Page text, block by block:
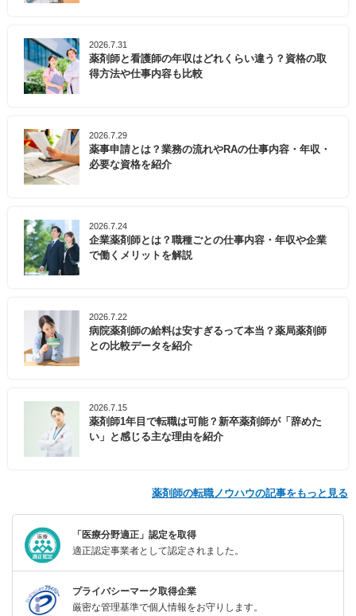
2026.7.31
薬剤師と看護師の年収はどれくらい違う？資格の取
得方法や仕事内容も比較
2026.7.29
薬事申請とは？業務の流れやRAの仕事内容・年収・
必要な資格を紹介
2026.7.24
企業薬剤師とは？職種ごとの仕事内容・年収や企業
で働くメリットを解説
2026.7.22
病院薬剤師の給料は安すぎるって本当？薬局薬剤師
との比較データを紹介
2026.7.15
薬剤師1年目で転職は可能？新卒薬剤師が「辞めた
い」と感じる主な理由を紹介
薬剤師の転職ノウハウの記事をもっと見る
「医療分野適正」認定を取得
適正認定事業者として認定されました。
プライバシーマーク取得企業
厳密な管理基準で個人情報をお守りします。